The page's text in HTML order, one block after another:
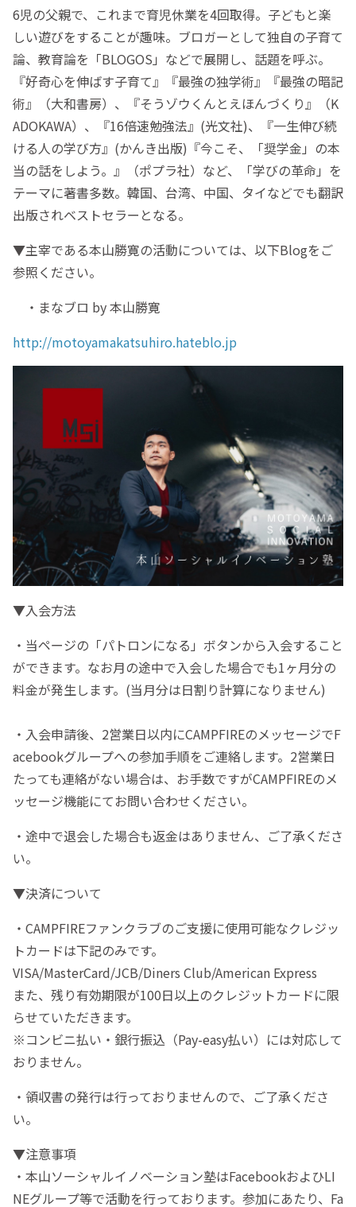
6児の父親で、これまで育児休業を4回取得。子どもと楽
しい遊びをすることが趣味。ブロガーとして独自の子育て
論、教育論を「BLOGOS」などで展開し、話題を呼ぶ。
『好奇心を伸ばす子育て』『最強の独学術』『最強の暗記
術』（大和書房）、『そうゾウくんとえほんづくり』（K
ADOKAWA）、『16倍速勉強法』(光文社)、『一生伸び続
ける人の学び方』(かんき出版)『今こそ、「奨学金」の本
当の話をしよう。』（ポプラ社）など、「学びの革命」を
テーマに著書多数。韓国、台湾、中国、タイなどでも翻訳
出版されベストセラーとなる。
▼主宰である本山勝寛の活動については、以下Blogをご
参照ください。
・まなブロ by 本山勝寛
http://motoyamakatsuhiro.hateblo.jp
▼入会方法
・当ページの「パトロンになる」ボタンから入会すること
ができます。なお月の途中で入会した場合でも1ヶ月分の
料金が発生します。(当月分は日割り計算になりません)
・入会申請後、2営業日以内にCAMPFIREのメッセージでF
acebookグループへの参加手順をご連絡します。2営業日
たっても連絡がない場合は、お手数ですがCAMPFIREのメ
ッセージ機能にてお問い合わせください。
・途中で退会した場合も返金はありません、ご了承くださ
い。
▼決済について
・CAMPFIREファンクラブのご支援に使用可能なクレジッ
トカードは下記のみです。
VISA/MasterCard/JCB/Diners Club/American Express
また、残り有効期限が100日以上のクレジットカードに限
らせていただきます。
※コンビニ払い・銀行振込（Pay-easy払い）には対応して
おりません。
・領収書の発行は行っておりませんので、ご了承くださ
い。
▼注意事項
・本山ソーシャルイノベーション塾はFacebookおよひLI
NEグループ等で活動を行っております。参加にあたり、Fa